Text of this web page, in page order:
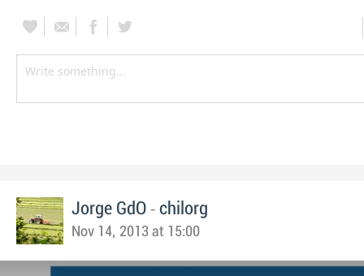
Jorge GdO - chilorg
Nov 14, 2013 at 15:00